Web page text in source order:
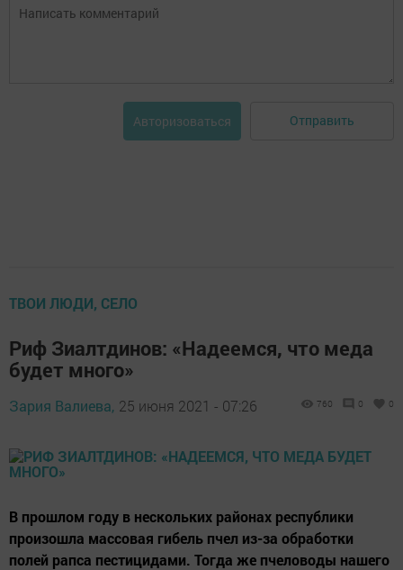
Авторизоваться Отправить
ТВОИ ЛЮДИ, СЕЛО
Риф Зиалтдинов: «Надеемся, что меда
будет много»
Зария Валиева, 25 июня 2021 - 07:26 760 0 0
В прошлом году в нескольких районах республики
произошла массовая гибель пчел из-за обработки
полей рапса пестицидами. Тогда же пчеловоды нашего